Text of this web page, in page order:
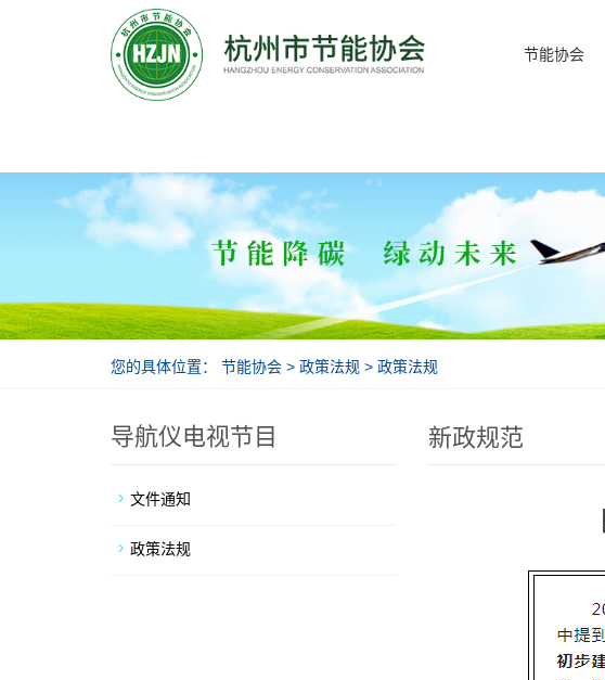
节能协会 节能协会
您的具体位置： 节能协会 > 政策法规 > 政策法规
新政规范
导航仪电视节目
文件通知
政策法规